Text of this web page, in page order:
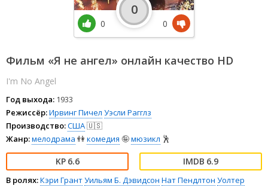
Фильм «Я не ангел» онлайн качество HD
I'm No Angel
Год выхода: 1933
Режиссёр:Ирвинг Пичел Уэсли Рагглз
Производство:США🇺🇸
Жанр:мелодрама 👫комедия 🤪мюзикл 🕺
6.6 6.9
В ролях:Кэри ГрантУильям Б. Дэвидсон Нат Пендлтон Уолтер
0
0
0